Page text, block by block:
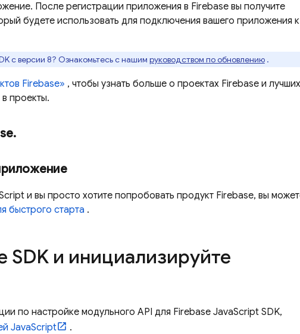
После регистрации приложения в Firebase вы получите
будете использовать для подключения вашего приложения к
с версии 8? Ознакомьтесь с нашим руководством по обновлению.
Firebase» , чтобы узнать больше о проектах Firebase и лучших
проекты.
.
и вы просто хотите попробовать продукт Firebase, вы
быстрого старта .
SDK и инициализируйте
по настройке модульного API для Firebase JavaScript SDK,
JavaScript
.